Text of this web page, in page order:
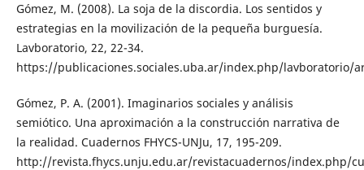
Gómez, M. (2008). La soja de la discordia. Los sentidos y
estrategias en la movilización de la pequeña burguesía.
Lavboratorio, 22, 22-34.
https://publicaciones.sociales.uba.ar/index.php/lavboratorio/
Gómez, P. A. (2001). Imaginarios sociales y análisis
semiótico. Una aproximación a la construcción narrativa de
la realidad. Cuadernos FHYCS-UNJu, 17, 195-209.
http://revista.fhycs.unju.edu.ar/revistacuadernos/index.php/